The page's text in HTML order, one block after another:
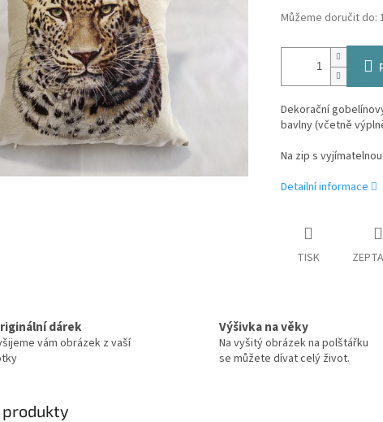
Můžeme doručit do:
Dekorační
bavlny (včetně
Na zip s
Detailní informace
TISK
dárek
vám obrázek z vaší
Výšivka na věky
Na vyšitý obrázek na polštářku
se můžete dívat celý život.
produkty